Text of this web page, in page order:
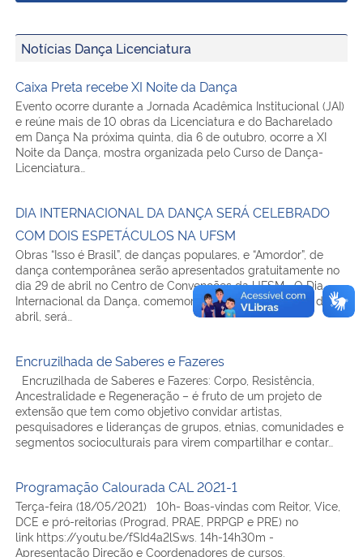
Notícias Dança Licenciatura
Caixa Preta recebe XI Noite da Dança
Evento ocorre durante a Jornada Acadêmica Institucional (JAI)
e reúne mais de 10 obras da Licenciatura e do Bacharelado
em Dança Na próxima quinta, dia 6 de outubro, ocorre a XI
Noite da Dança, mostra organizada pelo Curso de Dança-
Licenciatura…
DIA INTERNACIONAL DA DANÇA SERÁ CELEBRADO
COM DOIS ESPETÁCULOS NA UFSM
Obras “Isso é Brasil”, de danças populares, e “Amordor”, de
dança contemporânea serão apresentados gratuitamente no
dia 29 de abril no Centro de Convenções da UFSM O Dia
Internacional da Dança, comemorado no próximo dia 29 de
abril, será…
Encruzilhada de Saberes e Fazeres
Encruzilhada de Saberes e Fazeres: Corpo, Resistência,
Ancestralidade e Regeneração – é fruto de um projeto de
extensão que tem como objetivo convidar artistas,
pesquisadores e lideranças de grupos, etnias, comunidades e
segmentos socioculturais para virem compartilhar e contar…
Programação Calourada CAL 2021-1
Terça-feira (18/05/2021) 10h- Boas-vindas com Reitor, Vice,
DCE e pró-reitorias (Prograd, PRAE, PRPGP e PRE) no
link https://youtu.be/fSId4a2lSws. 14h-14h30m -
Apresentação Direção e Coordenadores de cursos.